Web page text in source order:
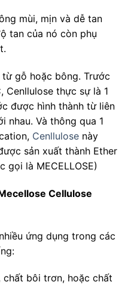
mùi, mịn và dễ tan
tan của nó còn phụ
gỗ hoặc bông. Trước
Cenllulose thực sự là 1
được hình thành từ liên
nhau. Và thông qua 1
Cenllulose này
sản xuất thành Ether
là MECELLOSE)
Cellulose
ứng dụng trong các
chất bôi trơn, hoặc chất